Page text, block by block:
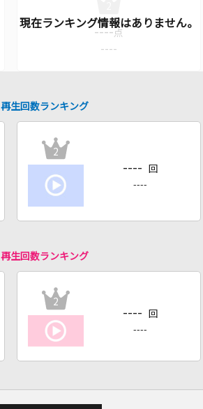
---- 点
----
再生回数ランキング
2
---- 回
----
再生回数ランキング
2
---- 回
----